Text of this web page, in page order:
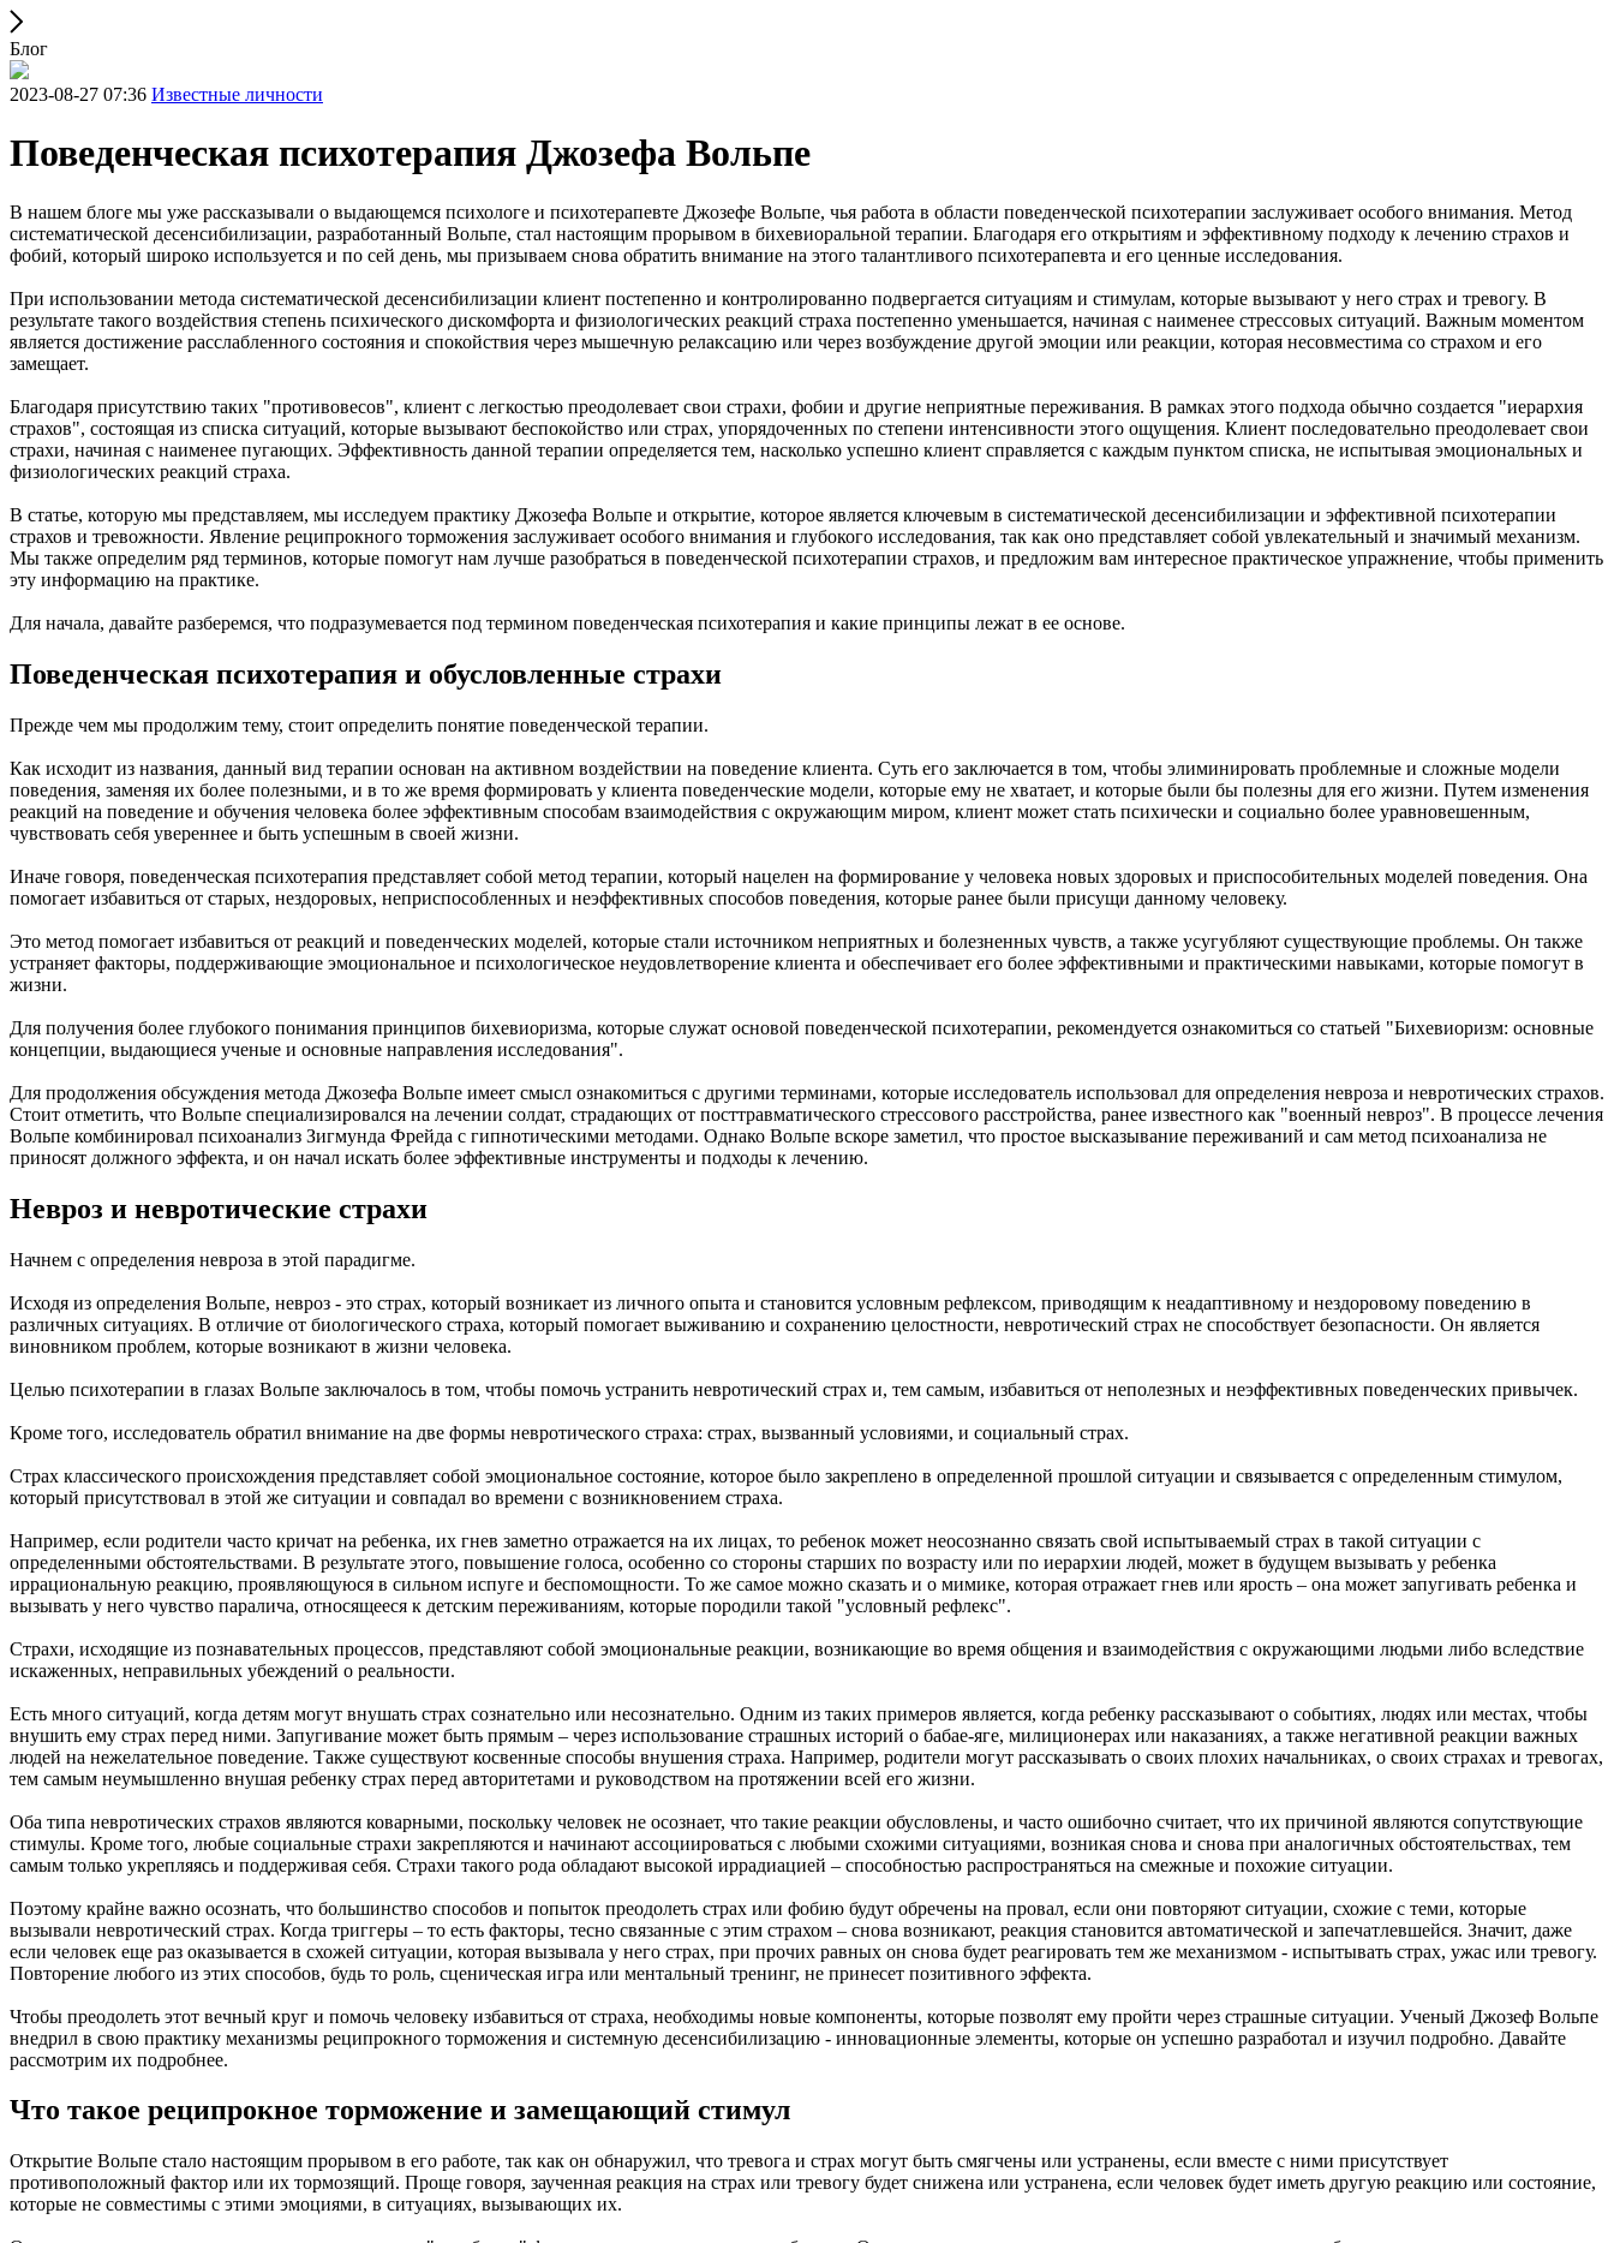
Блог
2023-08-27 07:36 Известные личности
Поведенческая психотерапия Джозефа Вольпе
В нашем блоге мы уже рассказывали о выдающемся психологе и психотерапевте Джозефе Вольпе, чья работа в области поведенческой психотерапии заслуживает особого внимания. Метод
систематической десенсибилизации, разработанный Вольпе, стал настоящим прорывом в бихевиоральной терапии. Благодаря его открытиям и эффективному подходу к лечению страхов и
фобий, который широко используется и по сей день, мы призываем снова обратить внимание на этого талантливого психотерапевта и его ценные исследования.
При использовании метода систематической десенсибилизации клиент постепенно и контролированно подвергается ситуациям и стимулам, которые вызывают у него страх и тревогу. В
результате такого воздействия степень психического дискомфорта и физиологических реакций страха постепенно уменьшается, начиная с наименее стрессовых ситуаций. Важным моментом
является достижение расслабленного состояния и спокойствия через мышечную релаксацию или через возбуждение другой эмоции или реакции, которая несовместима со страхом и его
замещает.
Благодаря присутствию таких "противовесов", клиент с легкостью преодолевает свои страхи, фобии и другие неприятные переживания. В рамках этого подхода обычно создается "иерархия
страхов", состоящая из списка ситуаций, которые вызывают беспокойство или страх, упорядоченных по степени интенсивности этого ощущения. Клиент последовательно преодолевает свои
страхи, начиная с наименее пугающих. Эффективность данной терапии определяется тем, насколько успешно клиент справляется с каждым пунктом списка, не испытывая эмоциональных и
физиологических реакций страха.
В статье, которую мы представляем, мы исследуем практику Джозефа Вольпе и открытие, которое является ключевым в систематической десенсибилизации и эффективной психотерапии
страхов и тревожности. Явление реципрокного торможения заслуживает особого внимания и глубокого исследования, так как оно представляет собой увлекательный и значимый механизм.
Мы также определим ряд терминов, которые помогут нам лучше разобраться в поведенческой психотерапии страхов, и предложим вам интересное практическое упражнение, чтобы применить
эту информацию на практике.
Для начала, давайте разберемся, что подразумевается под термином поведенческая психотерапия и какие принципы лежат в ее основе.
Поведенческая психотерапия и обусловленные страхи
Прежде чем мы продолжим тему, стоит определить понятие поведенческой терапии.
Как исходит из названия, данный вид терапии основан на активном воздействии на поведение клиента. Суть его заключается в том, чтобы элиминировать проблемные и сложные модели
поведения, заменяя их более полезными, и в то же время формировать у клиента поведенческие модели, которые ему не хватает, и которые были бы полезны для его жизни. Путем изменения
реакций на поведение и обучения человека более эффективным способам взаимодействия с окружающим миром, клиент может стать психически и социально более уравновешенным,
чувствовать себя увереннее и быть успешным в своей жизни.
Иначе говоря, поведенческая психотерапия представляет собой метод терапии, который нацелен на формирование у человека новых здоровых и приспособительных моделей поведения. Она
помогает избавиться от старых, нездоровых, неприспособленных и неэффективных способов поведения, которые ранее были присущи данному человеку.
Это метод помогает избавиться от реакций и поведенческих моделей, которые стали источником неприятных и болезненных чувств, а также усугубляют существующие проблемы. Он также
устраняет факторы, поддерживающие эмоциональное и психологическое неудовлетворение клиента и обеспечивает его более эффективными и практическими навыками, которые помогут в
жизни.
Для получения более глубокого понимания принципов бихевиоризма, которые служат основой поведенческой психотерапии, рекомендуется ознакомиться со статьей "Бихевиоризм: основные
концепции, выдающиеся ученые и основные направления исследования".
Для продолжения обсуждения метода Джозефа Вольпе имеет смысл ознакомиться с другими терминами, которые исследователь использовал для определения невроза и невротических страхов.
Стоит отметить, что Вольпе специализировался на лечении солдат, страдающих от посттравматического стрессового расстройства, ранее известного как "военный невроз". В процессе лечения
Вольпе комбинировал психоанализ Зигмунда Фрейда с гипнотическими методами. Однако Вольпе вскоре заметил, что простое высказывание переживаний и сам метод психоанализа не
приносят должного эффекта, и он начал искать более эффективные инструменты и подходы к лечению.
Невроз и невротические страхи
Начнем с определения невроза в этой парадигме.
Исходя из определения Вольпе, невроз - это страх, который возникает из личного опыта и становится условным рефлексом, приводящим к неадаптивному и нездоровому поведению в
различных ситуациях. В отличие от биологического страха, который помогает выживанию и сохранению целостности, невротический страх не способствует безопасности. Он является
виновником проблем, которые возникают в жизни человека.
Целью психотерапии в глазах Вольпе заключалось в том, чтобы помочь устранить невротический страх и, тем самым, избавиться от неполезных и неэффективных поведенческих привычек.
Кроме того, исследователь обратил внимание на две формы невротического страха: страх, вызванный условиями, и социальный страх.
Страх классического происхождения представляет собой эмоциональное состояние, которое было закреплено в определенной прошлой ситуации и связывается с определенным стимулом,
который присутствовал в этой же ситуации и совпадал во времени с возникновением страха.
Например, если родители часто кричат на ребенка, их гнев заметно отражается на их лицах, то ребенок может неосознанно связать свой испытываемый страх в такой ситуации с
определенными обстоятельствами. В результате этого, повышение голоса, особенно со стороны старших по возрасту или по иерархии людей, может в будущем вызывать у ребенка
иррациональную реакцию, проявляющуюся в сильном испуге и беспомощности. То же самое можно сказать и о мимике, которая отражает гнев или ярость – она может запугивать ребенка и
вызывать у него чувство паралича, относящееся к детским переживаниям, которые породили такой "условный рефлекс".
Страхи, исходящие из познавательных процессов, представляют собой эмоциональные реакции, возникающие во время общения и взаимодействия с окружающими людьми либо вследствие
искаженных, неправильных убеждений о реальности.
Есть много ситуаций, когда детям могут внушать страх сознательно или несознательно. Одним из таких примеров является, когда ребенку рассказывают о событиях, людях или местах, чтобы
внушить ему страх перед ними. Запугивание может быть прямым – через использование страшных историй о бабае-яге, милиционерах или наказаниях, а также негативной реакции важных
людей на нежелательное поведение. Также существуют косвенные способы внушения страха. Например, родители могут рассказывать о своих плохих начальниках, о своих страхах и тревогах,
тем самым неумышленно внушая ребенку страх перед авторитетами и руководством на протяжении всей его жизни.
Оба типа невротических страхов являются коварными, поскольку человек не осознает, что такие реакции обусловлены, и часто ошибочно считает, что их причиной являются сопутствующие
стимулы. Кроме того, любые социальные страхи закрепляются и начинают ассоциироваться с любыми схожими ситуациями, возникая снова и снова при аналогичных обстоятельствах, тем
самым только укрепляясь и поддерживая себя. Страхи такого рода обладают высокой иррадиацией – способностью распространяться на смежные и похожие ситуации.
Поэтому крайне важно осознать, что большинство способов и попыток преодолеть страх или фобию будут обречены на провал, если они повторяют ситуации, схожие с теми, которые
вызывали невротический страх. Когда триггеры – то есть факторы, тесно связанные с этим страхом – снова возникают, реакция становится автоматической и запечатлевшейся. Значит, даже
если человек еще раз оказывается в схожей ситуации, которая вызывала у него страх, при прочих равных он снова будет реагировать тем же механизмом - испытывать страх, ужас или тревогу.
Повторение любого из этих способов, будь то роль, сценическая игра или ментальный тренинг, не принесет позитивного эффекта.
Чтобы преодолеть этот вечный круг и помочь человеку избавиться от страха, необходимы новые компоненты, которые позволят ему пройти через страшные ситуации. Ученый Джозеф Вольпе
внедрил в свою практику механизмы реципрокного торможения и системную десенсибилизацию - инновационные элементы, которые он успешно разработал и изучил подробно. Давайте
рассмотрим их подробнее.
Что такое реципрокное торможение и замещающий стимул
Открытие Вольпе стало настоящим прорывом в его работе, так как он обнаружил, что тревога и страх могут быть смягчены или устранены, если вместе с ними присутствует
противоположный фактор или их тормозящий. Проще говоря, заученная реакция на страх или тревогу будет снижена или устранена, если человек будет иметь другую реакцию или состояние,
которые не совместимы с этими эмоциями, в ситуациях, вызывающих их.